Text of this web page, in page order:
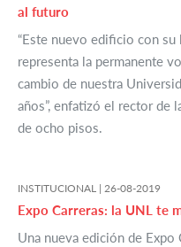
al futuro
“Este nuevo edificio con
representa la permanente
cambio de nuestra
años”, enfatizó el rector de
de ocho pisos.
INSTITUCIONAL | 26-08-2019
Expo Carreras: la UNL te
Una nueva edición de